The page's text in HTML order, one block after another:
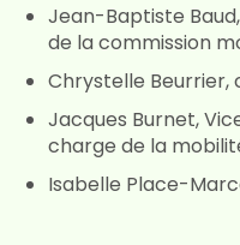
Jean-Baptiste
de la commission
Chrystelle
Jacques Burnet,
charge de la
Isabelle Place-